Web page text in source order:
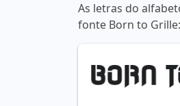
As letras do
fonte Born to Grille: